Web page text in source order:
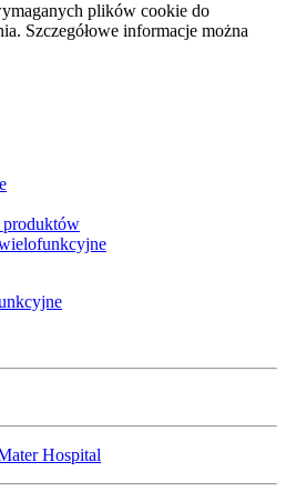
plików cookie do
Szczegółowe informacje można
produktów
Hospital